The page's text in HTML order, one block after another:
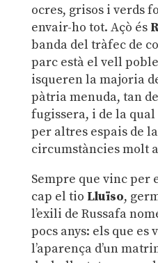
ocres, grisos i verds
envair-ho tot. Açò és
banda del tràfec de
parc està el vell poble
isqueren la majoria
pàtria menuda, tan
fugissera, i de la qual
per altres espais de
circumstàncies molt
Sempre que vinc per
cap el tio Lluïso,
l’exili de Russafa
pocs anys: els que es
l’aparença d’un